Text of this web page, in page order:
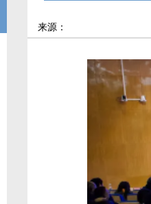
来源：